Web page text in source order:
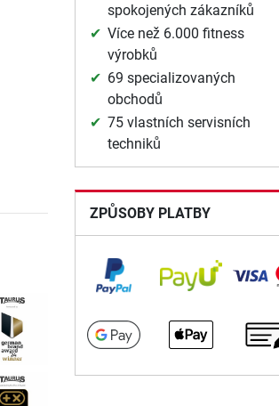
spokojených zákazníků
Více než 6.000 fitness
výrobků
69 specializovaných
obchodů
75 vlastních servisních
techniků
ZPŮSOBY PLATBY